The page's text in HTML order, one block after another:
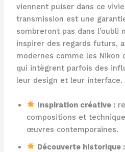
viennent puiser dans ce
transmission est une
sombreront pas dans l’oubli
inspirer des regards futurs,
modernes comme les Nikon
qui intègrent parfois des
leur design et leur interface.
Inspiration créative :
compositions et
œuvres contemporaines.
Découverte historique :